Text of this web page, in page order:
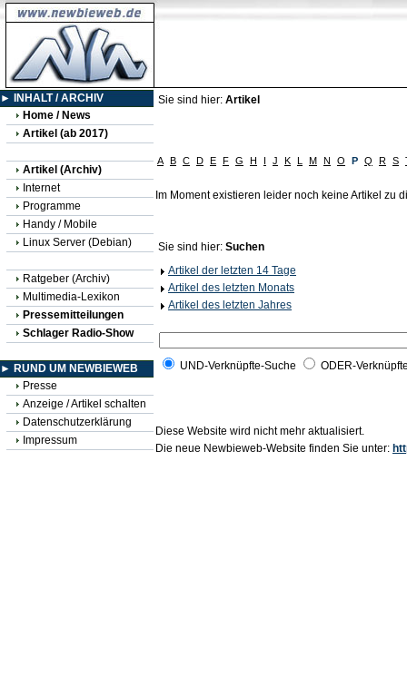
► INHALT / ARCHIV
Home / News
Artikel (ab 2017)
Artikel (Archiv)
Internet
Programme
Handy / Mobile
Linux Server (Debian)
Ratgeber (Archiv)
Multimedia-Lexikon
Pressemitteilungen
Schlager Radio-Show
► RUND UM NEWBIEWEB
Presse
Anzeige / Artikel schalten
Datenschutzerklärung
Impressum
Sie sind hier: Artikel
A B C D E F G H I J K L M N O P Q R S
Im Moment existieren leider noch keine Artikel zu
Sie sind hier: Suchen
Artikel der letzten 14 Tage
Artikel des letzten Monats
Artikel des letzten Jahres
UND-Verknüpfte-Suche ODER-
Diese Website wird nicht mehr aktualisiert.
Die neue Newbieweb-Website finden Sie unter: